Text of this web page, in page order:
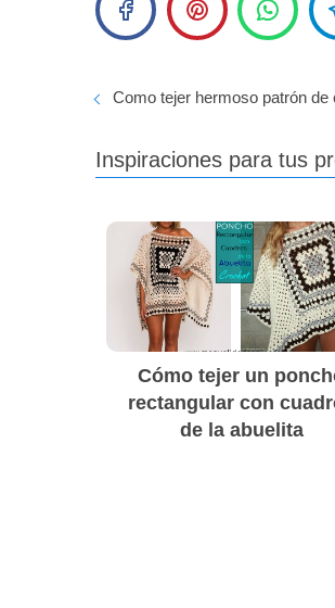
Como tejer hermoso patrón de
Inspiraciones para tus
Cómo tejer un
rectangular con
de la abuelita